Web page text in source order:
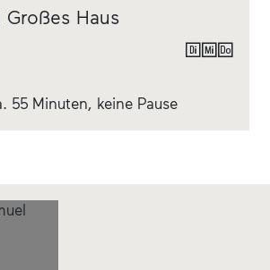
Haus
55 Minuten, keine Pause